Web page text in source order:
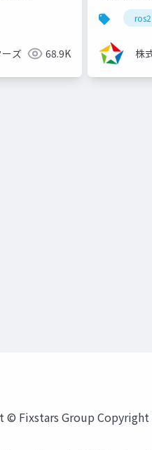
プシリーズ
ズ 68.9K
ルドシス
（2022/
ros2
株
© Fixstars Group